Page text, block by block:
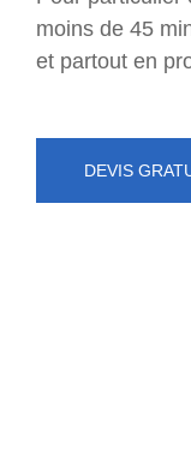
moins de 45
et partout en
DEVIS